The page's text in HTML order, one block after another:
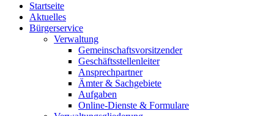
Startseite
Aktuelles
Bürgerservice
Verwaltung
Gemeinschaftsvorsitzender
Geschäftsstellenleiter
Ansprechpartner
Ämter & Sachgebiete
Aufgaben
Online-Dienste & Formulare